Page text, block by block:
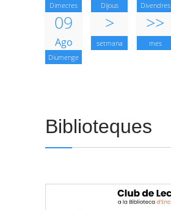
Dimecres Dijous Divendres
09
Ago
Diumenge
>
setmana
>>
mes
Biblioteques